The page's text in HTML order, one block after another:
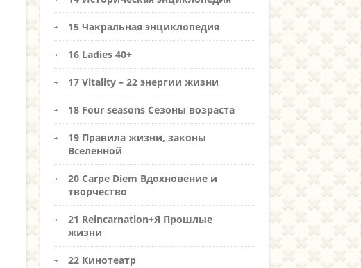
15 Чакральная энциклопедия
16 Ladies 40+
17 Vitality – 22 энергии жизни
18 Four seasons Сезоны возраста
19 Правила жизни, законы
Вселенной
20 Carpe Diem Вдохновение и
творчество
21 Reincarnation+Я Прошлые
жизни
22 Кинотеатр